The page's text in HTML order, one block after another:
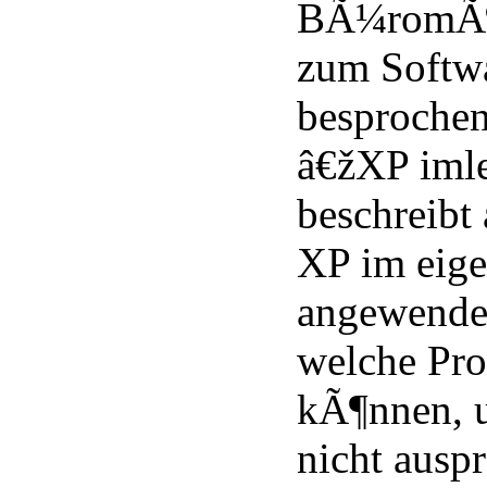
zum
â€žXP
beschreibt
XP im
welche
kÃ¶nnen,
nicht